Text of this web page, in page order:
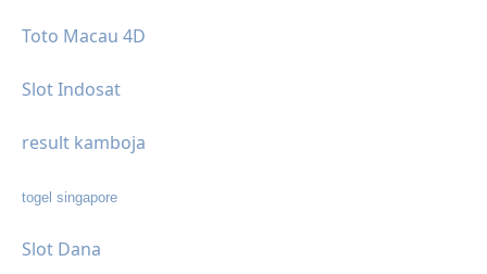
Toto Macau 4D
Slot Indosat
result kamboja
togel singapore
Slot Dana